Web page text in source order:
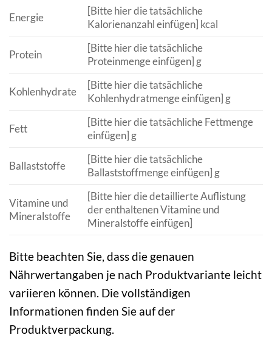
Energie
[Bitte hier die tatsächliche
Kalorienanzahl einfügen] kcal
Protein
[Bitte hier die tatsächliche
Proteinmenge einfügen] g
Kohlenhydrate
[Bitte hier die tatsächliche
Kohlenhydratmenge einfügen] g
Fett
[Bitte hier die tatsächliche Fettmenge
einfügen] g
Ballaststoffe
[Bitte hier die tatsächliche
Ballaststoffmenge einfügen] g
Vitamine und
Mineralstoffe
[Bitte hier die detaillierte Auflistung
der enthaltenen Vitamine und
Mineralstoffe einfügen]
Bitte beachten Sie, dass die genauen
Nährwertangaben je nach Produktvariante leicht
variieren können. Die vollständigen
Informationen finden Sie auf der
Produktverpackung.